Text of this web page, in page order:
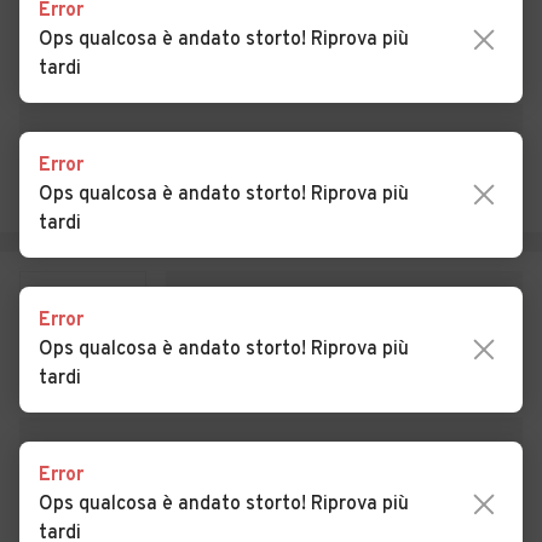
Auto usate Partinico
Auto usate Petralia
Auto usate Petralia Sottana
Auto usate Piana degli
Auto usate Polizzi
Auto usate Pollina
Auto usate Prizzi Auto usate Roccamena
Auto usate Roccapalumba Auto usate San Cipirello
Auto usate San Giuseppe
Jato
Castelverde
Gela
Error
Ops qualcosa è andato storto! Riprova più
tardi
Error
Ops qualcosa è andato storto! Riprova più
tardi
Error
Ops qualcosa è andato storto! Riprova più
tardi
Error
Ops qualcosa è andato storto! Riprova più
tardi